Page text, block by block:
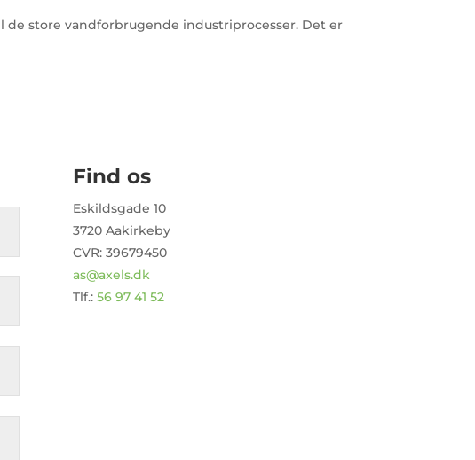
store vandforbrugende industriprocesser. Det er
Find os
Eskildsgade 10
3720 Aakirkeby
CVR: 39679450
as@axels.dk
Tlf.: 56 97 41 52